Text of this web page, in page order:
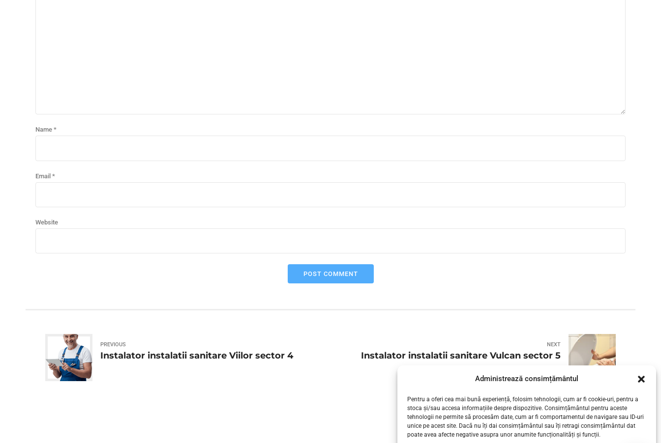
Administrează consimțământul
Pentru a oferi cea mai bună experiență, folosim tehnologii, cum ar fi cookie-uri, pentru a
stoca și/sau accesa informațiile despre dispozitive. Consimțământul pentru aceste
tehnologii ne permite să procesăm date, cum ar fi comportamentul de navigare sau ID-uri
unice pe acest site. Dacă nu îți dai consimțământul sau îți retragi consimțământul dat
poate avea afecte negative asupra unor anumite funcționalități și funcții.
Name *
Email *
Website
POST COMMENT
PREVIOUS
Instalator instalatii sanitare Viilor sector 4
NEXT
Instalator instalatii sanitare Vulcan sector 5